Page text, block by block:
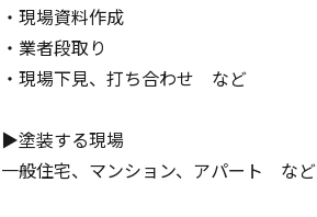
・現場資料作成
・業者段取り
・現場下見、打ち合わせ など
▶塗装する現場
一般住宅、マンション、アパート など